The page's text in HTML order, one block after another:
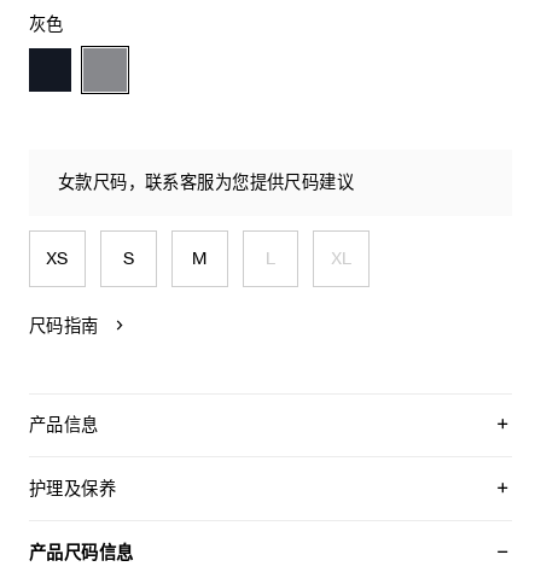
灰色
女款尺码，联系客服为您提供尺码建议
XS S M L XL
尺码指南
产品信息
TRIOMPHE刺绣
罗纹饰边
护理及保养
仅使用不含漂白剂的洗衣产品。
产品尺码信息